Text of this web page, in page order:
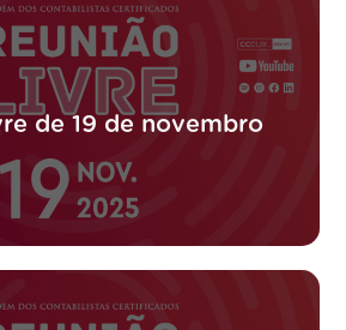
de 19 de novembro